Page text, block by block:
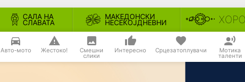
САЛА НА
СЛАВАТА
МАКЕДОНСКИ
НЕСЕКОЈДНЕВНИ
Авто-мото Жестоко! Смешни
слики
Интересно Срцезатоплувачи Мотика
таленти